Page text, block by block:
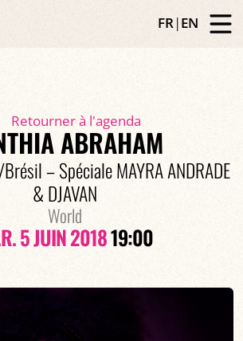
FR|EN
Retourner à l'agenda
ABRAHAM
– Spéciale MAYRA ANDRADE
& DJAVAN
World
5 JUIN 201819:00